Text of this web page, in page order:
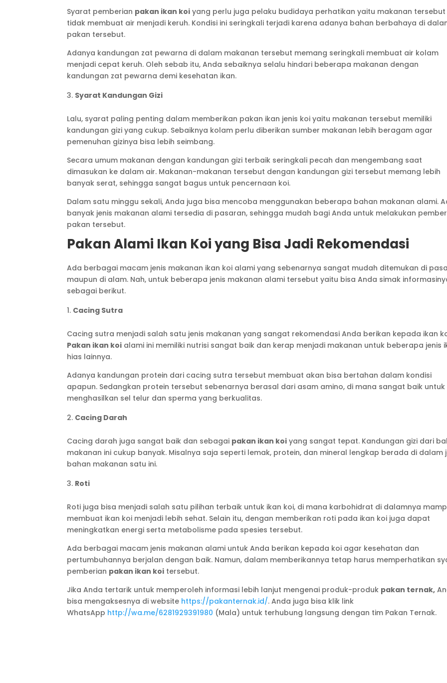
Syarat pemberian pakan ikan koi yang perlu juga pelaku budidaya perhatikan yaitu makanan tersebut
tidak membuat air menjadi keruh. Kondisi ini seringkali terjadi karena adanya bahan berbahaya di
pakan tersebut.
Adanya kandungan zat pewarna di dalam makanan tersebut memang seringkali membuat air kolam
menjadi cepat keruh. Oleh sebab itu, Anda sebaiknya selalu hindari beberapa makanan dengan
kandungan zat pewarna demi kesehatan ikan.
Syarat Kandungan Gizi
Lalu, syarat paling penting dalam memberikan pakan ikan jenis koi yaitu makanan tersebut memiliki
kandungan gizi yang cukup. Sebaiknya kolam perlu diberikan sumber makanan lebih beragam agar
pemenuhan gizinya bisa lebih seimbang.
Secara umum makanan dengan kandungan gizi terbaik seringkali pecah dan mengembang saat
dimasukan ke dalam air. Makanan-makanan tersebut dengan kandungan gizi tersebut memang lebih
banyak serat, sehingga sangat bagus untuk pencernaan koi.
Dalam satu minggu sekali, Anda juga bisa mencoba menggunakan beberapa bahan makanan alami.
banyak jenis makanan alami tersedia di pasaran, sehingga mudah bagi Anda untuk melakukan
pakan tersebut.
Pakan Alami Ikan Koi yang Bisa Jadi Rekomendasi
Ada berbagai macam jenis makanan ikan koi alami yang sebenarnya sangat mudah ditemukan di
maupun di alam. Nah, untuk beberapa jenis makanan alami tersebut yaitu bisa Anda simak
sebagai berikut.
Cacing Sutra
Cacing sutra menjadi salah satu jenis makanan yang sangat rekomendasi Anda berikan kepada ikan
Pakan ikan koi alami ini memiliki nutrisi sangat baik dan kerap menjadi makanan untuk beberapa jenis
hias lainnya.
Adanya kandungan protein dari cacing sutra tersebut membuat akan bisa bertahan dalam kondisi
apapun. Sedangkan protein tersebut sebenarnya berasal dari asam amino, di mana sangat baik untuk
menghasilkan sel telur dan sperma yang berkualitas.
Cacing Darah
Cacing darah juga sangat baik dan sebagai pakan ikan koi yang sangat tepat. Kandungan gizi dari
makanan ini cukup banyak. Misalnya saja seperti lemak, protein, dan mineral lengkap berada di dalam
bahan makanan satu ini.
Roti
Roti juga bisa menjadi salah satu pilihan terbaik untuk ikan koi, di mana karbohidrat di dalamnya
membuat ikan koi menjadi lebih sehat. Selain itu, dengan memberikan roti pada ikan koi juga dapat
meningkatkan energi serta metabolisme pada spesies tersebut.
Ada berbagai macam jenis makanan alami untuk Anda berikan kepada koi agar kesehatan dan
pertumbuhannya berjalan dengan baik. Namun, dalam memberikannya tetap harus memperhatikan
pemberian pakan ikan koi tersebut.
Jika Anda tertarik untuk memperoleh informasi lebih lanjut mengenai produk-produk pakan ternak,
bisa mengaksesnya di website https://pakanternak.id/. Anda juga bisa klik link
WhatsApp http://wa.me/6281929391980 (Mala) untuk terhubung langsung dengan tim Pakan Ternak.